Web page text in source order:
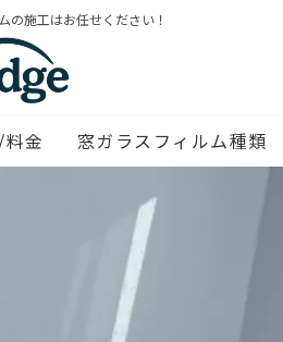
の施工はお任せください！
金 窓ガラスフィルム種類